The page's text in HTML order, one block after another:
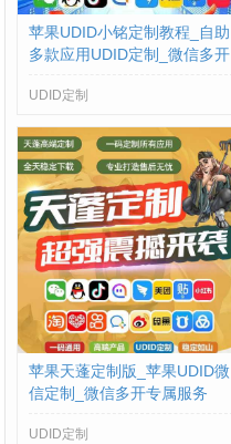
苹果UDID小铭定制教程_自助
多款应用UDID定制_微信多开
UDID定制
苹果天蓬定制版_苹果UDID微
信定制_微信多开专属服务
UDID定制